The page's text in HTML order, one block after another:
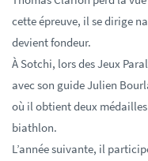
cette épreuve, il se dirige
devient fondeur.
À Sotchi, lors des Jeux
avec son guide Julien
où il obtient deux
biathlon.
L’année suivante, il